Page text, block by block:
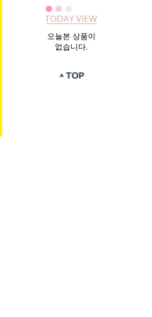
오늘본 상품이
없습니다.